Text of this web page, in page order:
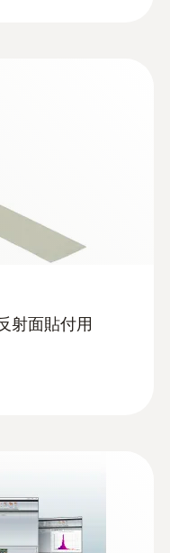
温を測定：Testo
モデルは、高温
まで測定できま
異常温度の検
使用に最適
ポート
フィの高解像度
射面貼付用